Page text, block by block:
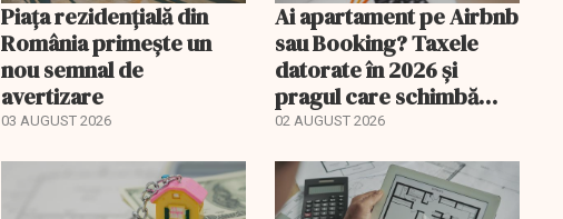
Piața rezidențială din
România primește un
nou semnal de
avertizare
03 AUGUST 2026
Ai apartament pe Airbnb
sau Booking? Taxele
datorate în 2026 și
pragul care schimbă
regimul fiscal
02 AUGUST 2026